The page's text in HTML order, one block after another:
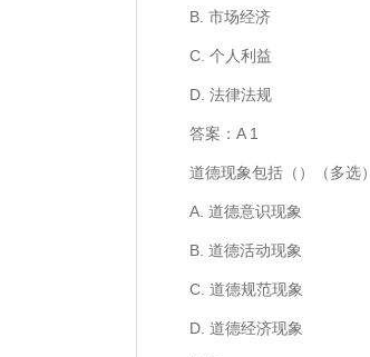
B. 市场经济
C. 个人利益
D. 法律法规
答案：A 1
道德现象包括（）（多选）
A. 道德意识现象
B. 道德活动现象
C. 道德规范现象
D. 道德经济现象